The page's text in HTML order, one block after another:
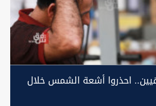
احذروا أشعة الشمس خلال